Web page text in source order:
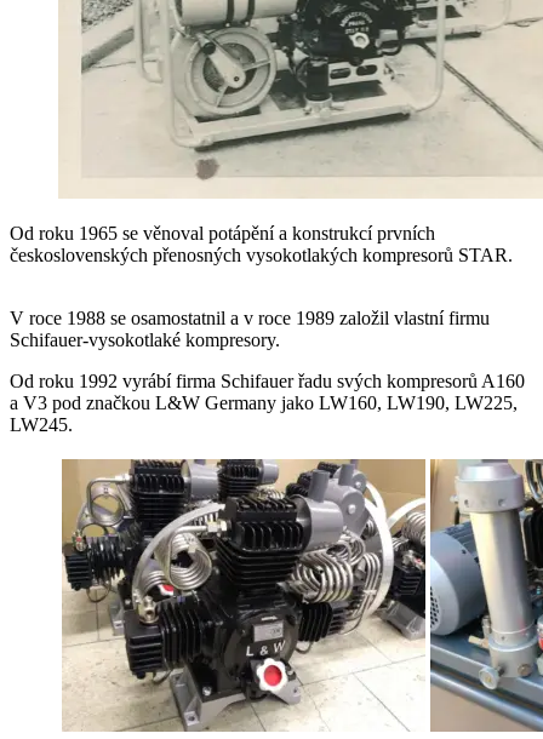
Od roku 1965 se věnoval potápění a konstrukcí prvních
československých přenosných vysokotlakých kompresorů STAR.
V roce 1988 se osamostatnil a v roce 1989 založil vlastní firmu
Schifauer-vysokotlaké kompresory.
Od roku 1992 vyrábí firma Schifauer řadu svých kompresorů A160
a V3 pod značkou L&W Germany jako LW160, LW190, LW225,
LW245.